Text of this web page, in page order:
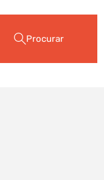
Procurar